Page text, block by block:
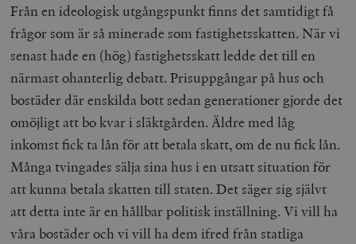
Från en ideologisk utgångspunkt finns det samtidigt få
frågor som är så minerade som fastighetsskatten. När vi
senast hade en (hög) fastighetsskatt ledde det till en
närmast ohanterlig debatt. Prisuppgångar på hus och
bostäder där enskilda bott sedan generationer gjorde det
omöjligt att bo kvar i släktgården. Äldre med låg
inkomst fick ta lån för att betala skatt, om de nu fick lån.
Många tvingades sälja sina hus i en utsatt situation för
att kunna betala skatten till staten. Det säger sig självt
att detta inte är en hållbar politisk inställning. Vi vill ha
våra bostäder och vi vill ha dem ifred från statliga